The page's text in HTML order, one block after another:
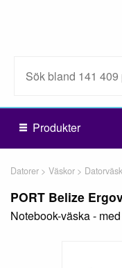
Produkter
Datorer Väskor
PORT Belize
Notebook-väska -